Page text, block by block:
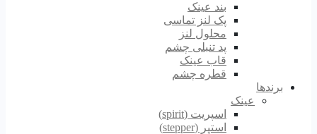
بند عینک
پک لنز تماسی
محلول لنز
پد تنبلی چشم
قاب عینک
قطره چشم
برندها
عینک
اسپریت (spirit)
استپر (stepper)